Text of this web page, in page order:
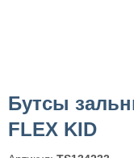
Бутсы
FLEX KID